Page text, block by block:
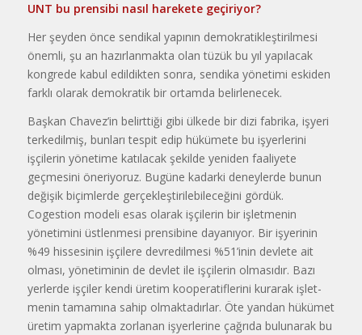
UNT bu prensibi nasıl harekete geçiriyor?
Her şeyden önce sendikal yapı­nın demokratikleştirilmesi
önemli, şu an hazırlanmakta olan tüzük bu yıl yapılacak
kongrede kabul edil­dikten sonra, sendika yönetimi es­kiden
farklı olarak demokratik bir ortamda belirlenecek.
Başkan Chavez’in belirttiği gi­bi ülkede bir dizi fabrika, işyeri
ter­kedilmiş, bunları tespit edip hükü­mete bu işyerlerini
işçilerin yöneti­me katılacak şekilde yeniden faali­yete
geçmesini öneriyoruz. Bugü­ne kadarki deneylerde bunun
deği­şik biçimlerde gerçekleştirilebile­ceğini gördük.
Cogestion modeli esas olarak işçilerin bir işletmenin
yönetimini üstlenmesi prensibine dayanıyor. Bir işyerinin
%49 hisse­sinin işçilere devredilmesi %51’inin devlete ait
olması, yöneti­minin de devlet ile işçilerin olması­dır. Bazı
yerlerde işçiler kendi üre­tim kooperatiflerini kurarak işlet­
menin tamamına sahip olmaktadır­lar. Öte yandan hükümet
üretim yapmakta zorlanan işyerlerine çağ­rıda bulunarak bu